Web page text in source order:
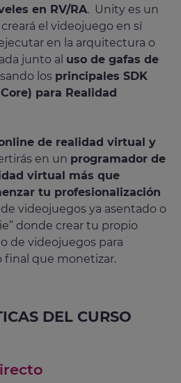
en RV/RA. Unity es un
el videojuego en sí
en la arquitectura o
junto al uso de gafas de
los principales SDK
para Realidad
de realidad virtual y
en un programador de
virtual más que
tu profesionalización
videojuegos ya asentado o
donde crear tu propio
de videojuegos para
que monetizar.
DEL CURSO